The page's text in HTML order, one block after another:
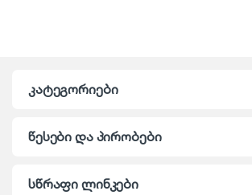
კატეგორიები
წესები და პირობები
სწრაფი ლინკები